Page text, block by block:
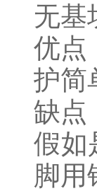
无基
优点
护简
缺点
假如
脚用